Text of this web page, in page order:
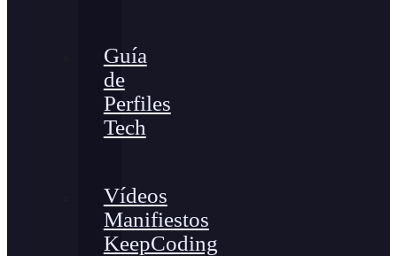
Guía
de
Perfiles
Tech
Vídeos
Manifiestos
KeepCoding